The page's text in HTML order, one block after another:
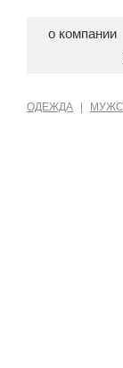
о компании
ОДЕЖДА